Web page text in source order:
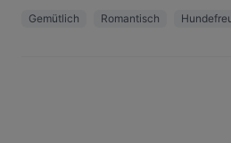
Gemütlich Romantisch